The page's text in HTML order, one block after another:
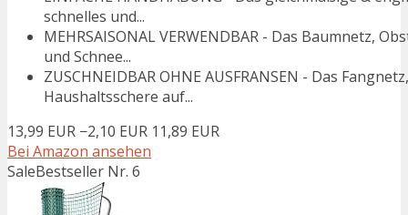
schnelles und...
MEHRSAISONAL VERWENDBAR - Das Baumnetz,
und Schnee...
ZUSCHNEIDBAR OHNE AUSFRANSEN - Das
Haushaltsschere auf...
13,99 EUR −2,10 EUR 11,89 EUR
Bei Amazon ansehen
SaleBestseller Nr. 6